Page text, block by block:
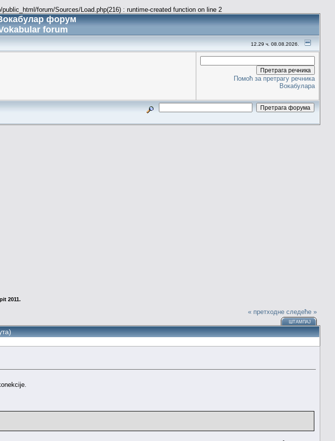
forum/Sources/Load.php(216) : runtime-created function on line 2
форум
forum
12.29 ч. 08.08.2026.
Помоћ за претрагу речника
Вокабулара
2011.
« претходне следеће »
ШТАМПАЈ